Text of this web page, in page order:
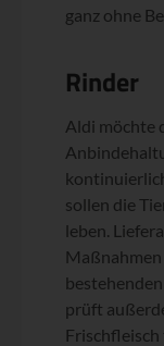
ganz ohne
Rinder
Aldi möchte
sollen die
leben.
prüft